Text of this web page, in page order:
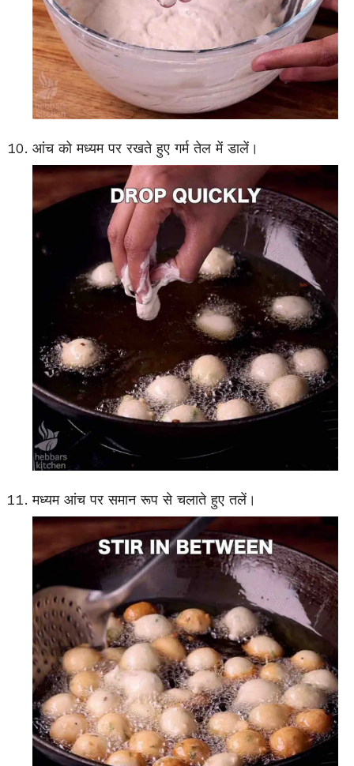
आंच को मध्यम पर रखते हुए गर्म तेल में डालें।
मध्यम आंच पर समान रूप से चलाते हुए तलें।